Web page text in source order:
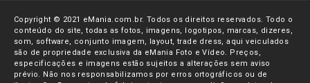
Copyright © 2021 eMania.com.br. Todos os direitos reservados. Todo o
conteúdo do site, todas as fotos, imagens, logotipos, marcas, dizeres,
som, software, conjunto imagem, layout, trade dress, aqui veiculados
são de propriedade exclusiva da eMania Foto e Vídeo. Preços,
especificações e imagens estão sujeitos a alterações sem aviso
prévio. Não nos responsabilizamos por erros ortográficos ou de